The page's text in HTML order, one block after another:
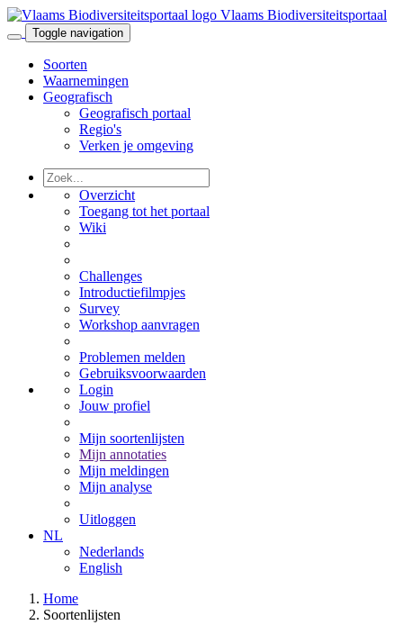
Vlaams Biodiversiteitsportaal
Toggle navigation
Soorten
Waarnemingen
Geografisch
Geografisch portaal
Regio's
Verken je omgeving
Overzicht
Toegang tot het portaal
Wiki
Challenges
Introductiefilmpjes
Survey
Workshop aanvragen
Problemen melden
Gebruiksvoorwaarden
Login
Jouw profiel
Mijn soortenlijsten
Mijn annotaties
Mijn meldingen
Mijn analyse
Uitloggen
NL
Nederlands
English
Home
Soortenlijsten